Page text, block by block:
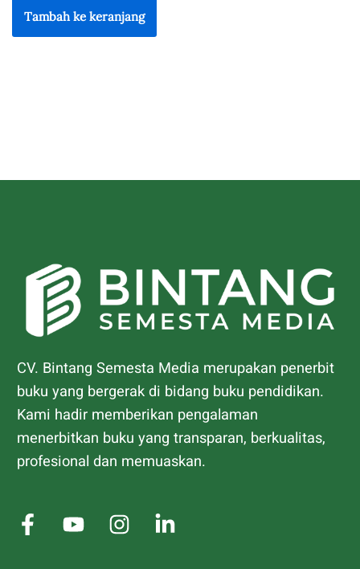
Tambah ke keranjang
CV. Bintang Semesta Media merupakan penerbit
buku yang bergerak di bidang buku pendidikan.
Kami hadir memberikan pengalaman
menerbitkan buku yang transparan, berkualitas,
profesional dan memuaskan.